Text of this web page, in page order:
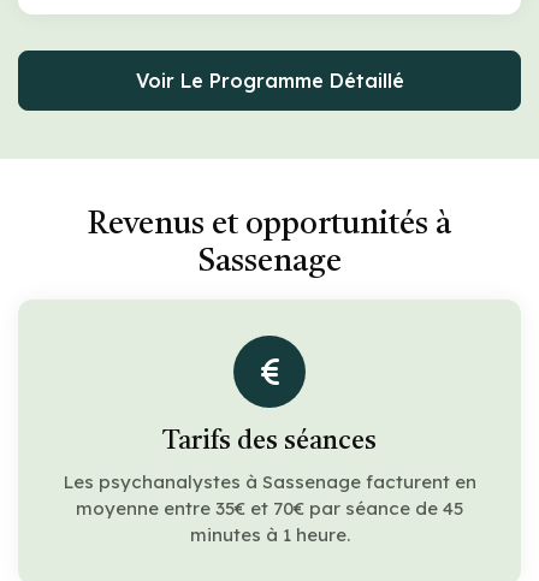
Voir Le Programme Détaillé
Revenus et opportunités à
Sassenage
Tarifs des séances
Les psychanalystes à Sassenage facturent en
moyenne entre 35€ et 70€ par séance de 45
minutes à 1 heure.